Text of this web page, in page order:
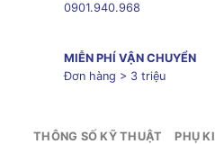
0901.940.968
MIỄN PHÍ VẬN CHUYỂN
Đơn hàng > 3 triệu
THÔNG SỐ KỸ THUẬT PHỤ